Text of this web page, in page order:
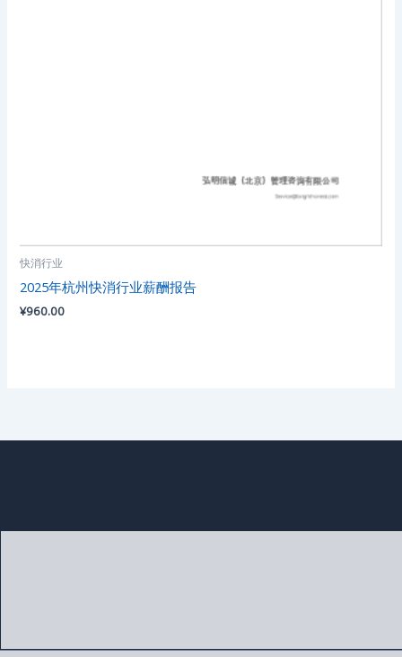
快消行业
2025年杭州快消行业薪酬报告
¥960.00